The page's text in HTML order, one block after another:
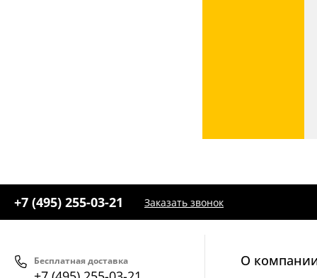
+7 (495) 255-03-21 Заказать звонок
Бесплатная доставка О